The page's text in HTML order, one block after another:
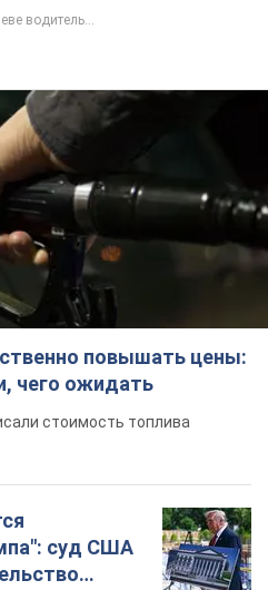
водитель...
повышать цены:
чего ожидать
стоимость топлива
суд США